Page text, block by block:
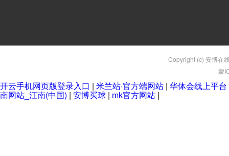
Copyright (c) 安博在
蒙
开云手机网页版登录入口 | 米兰站·官方端网站 | 华体会线上平
南网站_江南(中国) | 安博买球 | mk官方网站 |